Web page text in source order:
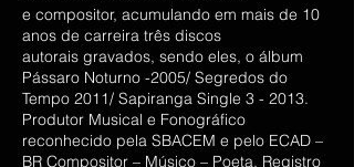
e compositor, acumulando em mais de 10
anos de carreira três discos
autorais gravados, sendo eles, o álbum
Pássaro Noturno -2005/ Segredos do
Tempo 2011/ Sapiranga Single 3 - 2013.
Produtor Musical e Fonográfico
reconhecido pela SBACEM e pelo ECAD –
BR Compositor – Músico – Poeta, Registro